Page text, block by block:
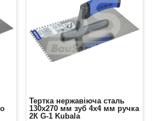
Тертка нержавіюча сталь
130х270 мм зуб 4х4 мм ручка
2К G-1 Kubala